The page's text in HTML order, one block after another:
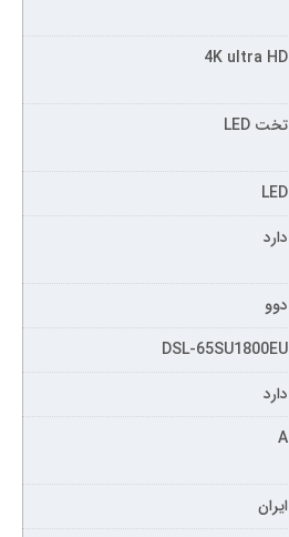
4K ultra HD
تخت LED
LED
دارد
دوو
DSL-65SU1800EU
دارد
A
ایران